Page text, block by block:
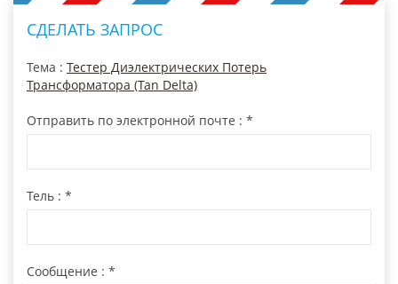
СДЕЛАТЬ ЗАПРОС
Тема : Тестер Диэлектрических Потерь
Трансформатора (Tan Delta)
Отправить по электронной почте : *
Тель : *
Сообщение : *